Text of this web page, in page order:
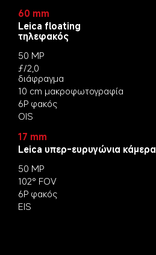
60 mm
Leica floating
τηλεφακός
50 MP
ƒ/2,0
διάφραγμα
10 cm μακροφωτογραφία
6P φακός
OIS
17 mm
Leica υπερ-ευρυγώνια κάμερα
50 MP
102° FOV
6P φακός
EIS